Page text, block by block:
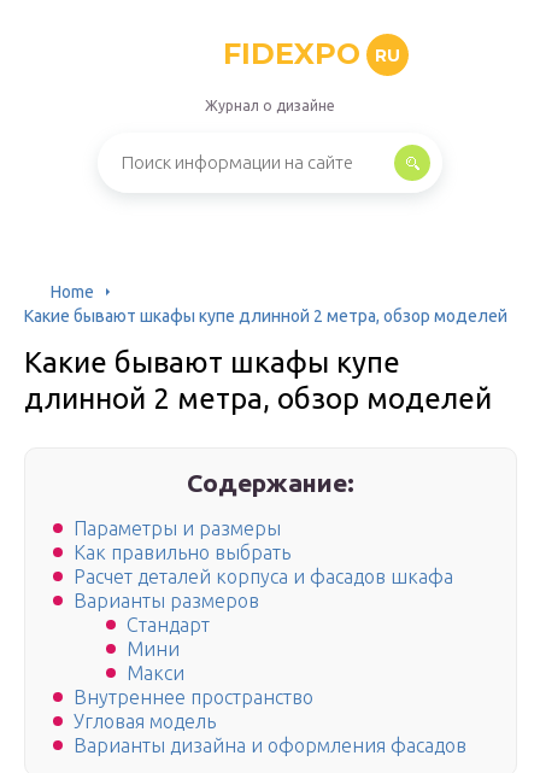
FIDEXPO RU
Журнал о дизайне
Home
Какие бывают шкафы купе длинной 2 метра, обзор моделей
Какие бывают шкафы купе
длинной 2 метра, обзор моделей
Содержание:
Параметры и размеры
Как правильно выбрать
Расчет деталей корпуса и фасадов шкафа
Варианты размеров
Стандарт
Мини
Макси
Внутреннее пространство
Угловая модель
Варианты дизайна и оформления фасадов